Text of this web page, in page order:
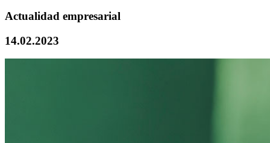
Actualidad empresarial
14.02.2023